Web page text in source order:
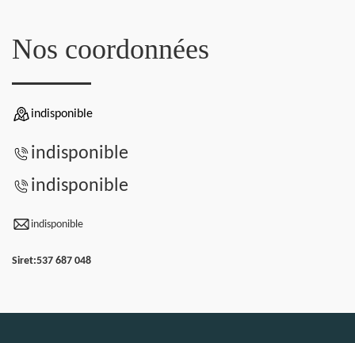
Nos coordonnées
indisponible
indisponible
indisponible
indisponible
Siret:537 687 048